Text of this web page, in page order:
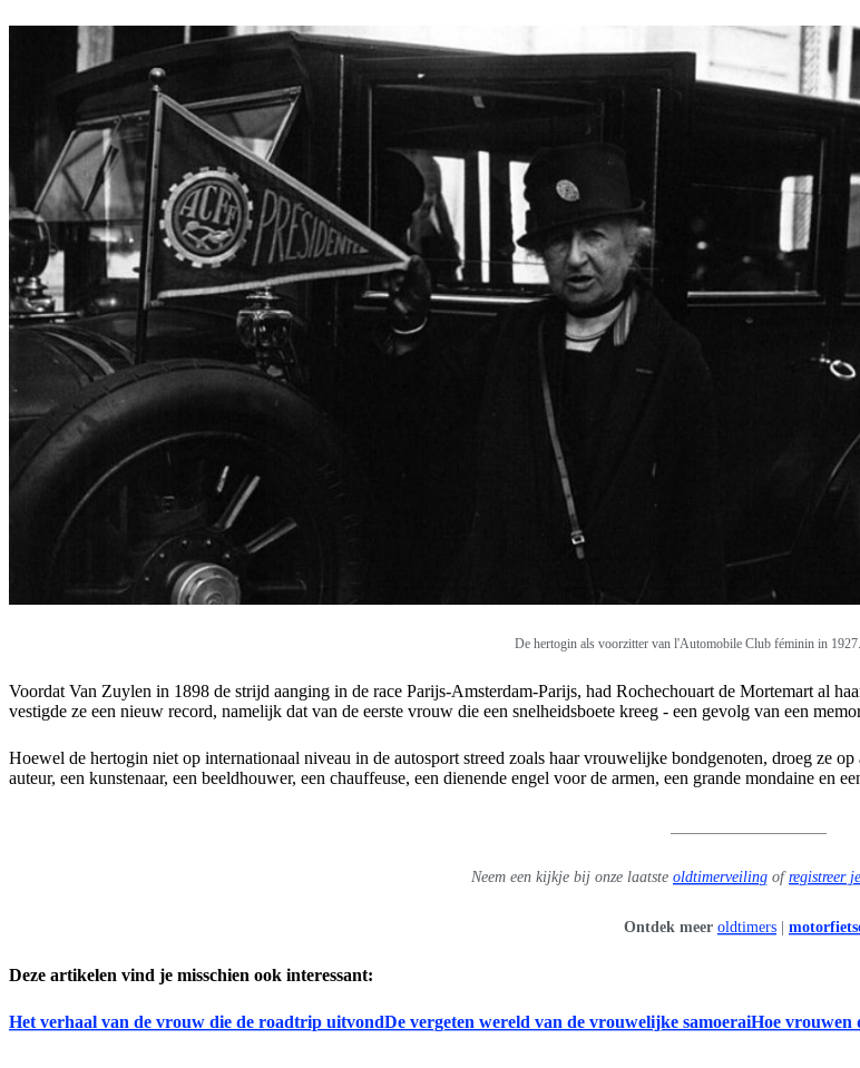
De hertogin als voorzitter van l'Automobile Club féminin in
Voordat Van Zuylen in 1898 de strijd aanging in de race Parijs-Amsterdam-Parijs, had Rochechouart de Mortemart al
vestigde ze een nieuw record, namelijk dat van de eerste vrouw die een snelheidsboete kreeg - een gevolg van een
Hoewel de hertogin niet op internationaal niveau in de autosport streed zoals haar vrouwelijke bondgenoten, droeg ze
auteur, een kunstenaar, een beeldhouwer, een chauffeuse, een dienende engel voor de armen, een grande mondaine en
Neem een kijkje bij onze laatste oldtimerveiling ofregistreer
Ontdek meer oldtimers |
Deze artikelen vind je misschien ook interessant:
Het verhaal van de vrouw die de roadtrip uitvondDe vergeten wereld van de vrouwelijke samoeraiHoe vrouwen